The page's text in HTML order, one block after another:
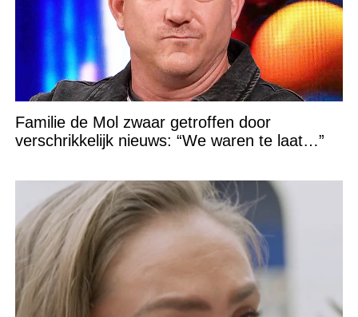
Familie de Mol zwaar getroffen door
verschrikkelijk nieuws: “We waren te laat…”